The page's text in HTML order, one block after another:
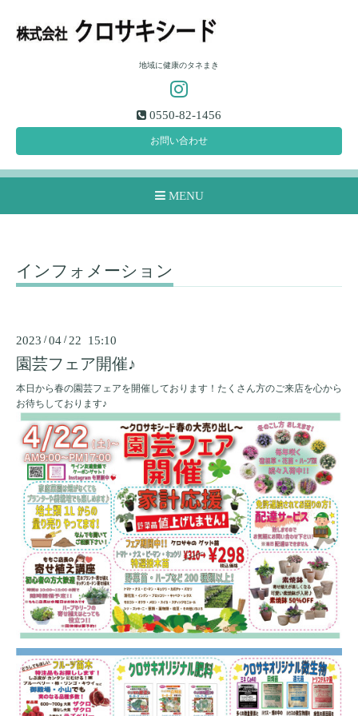
地域に健康のタネまき
0550-82-1456
お問い合わせ
MENU
インフォメーション
2023 /04 / 22 15:10
園芸フェア開催♪
本日から春の園芸フェアを開催しております！たくさん方のご来店を心から
お待ちしております♪